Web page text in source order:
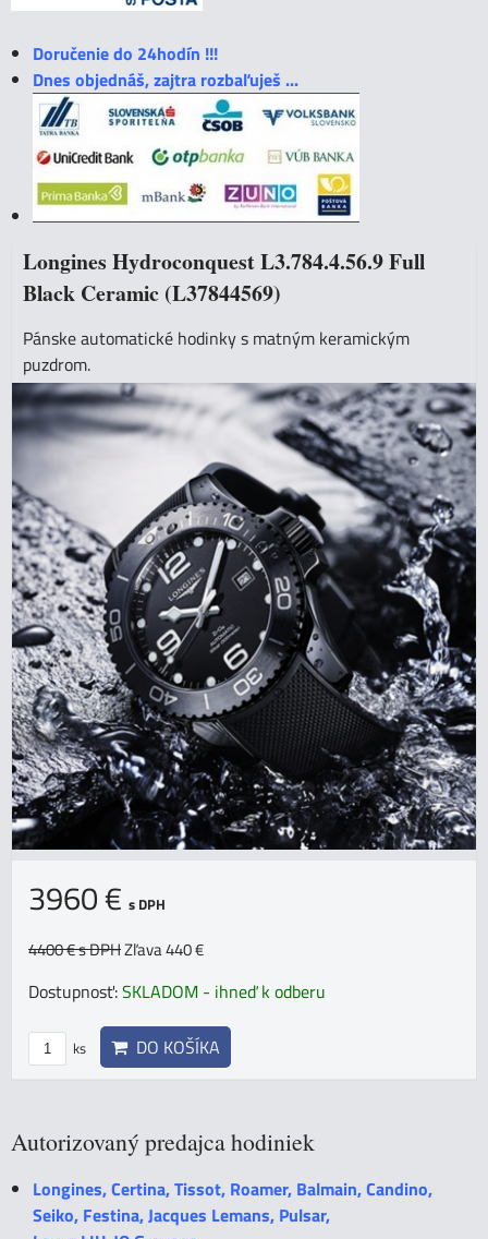
Doručenie do 24hodín !!!
Dnes objednáš, zajtra rozbaľuješ ...
Longines Hydroconquest L3.784.4.56.9 Full
Black Ceramic (L37844569)
Pánske automatické hodinky s matným keramickým
puzdrom.
3960 € s DPH
4400 €s DPHZľava 440 €
Dostupnosť:SKLADOM - ihneď k odberu
ks DO KOŠÍKA
Autorizovaný predajca hodiniek
Longines, Certina, Tissot, Roamer, Balmain, Candino,
Seiko, Festina, Jacques Lemans, Pulsar,